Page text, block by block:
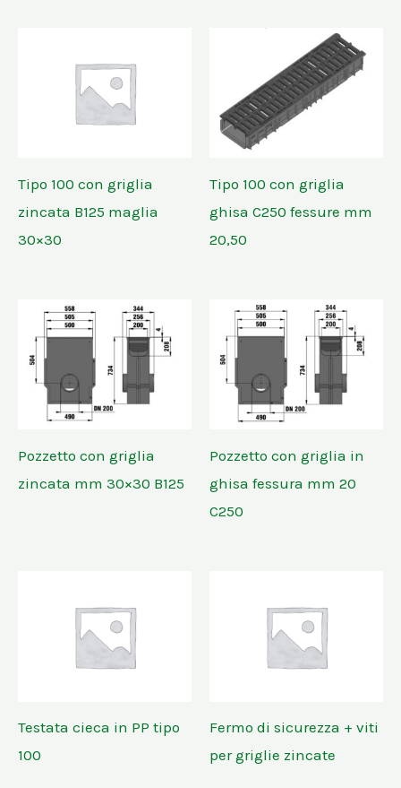
Tipo 100 con griglia
zincata B125 maglia
30×30
Tipo 100 con griglia
ghisa C250 fessure mm
20,50
Pozzetto con griglia
zincata mm 30×30 B125
Pozzetto con griglia in
ghisa fessura mm 20
C250
Testata cieca in PP tipo
100
Fermo di sicurezza + viti
per griglie zincate